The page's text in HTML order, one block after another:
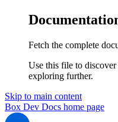
Fetch the complete
Use this file to
exploring further.
Skip to main content
Box Dev Docs home page